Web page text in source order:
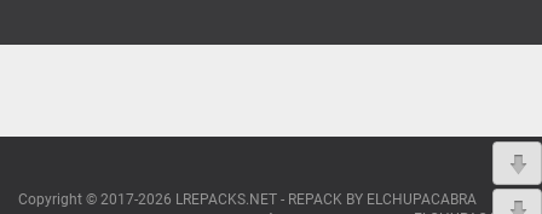
Copyright © 2017-2026 LREPACKS.NET - REPACK BY ELCHUPACABRA